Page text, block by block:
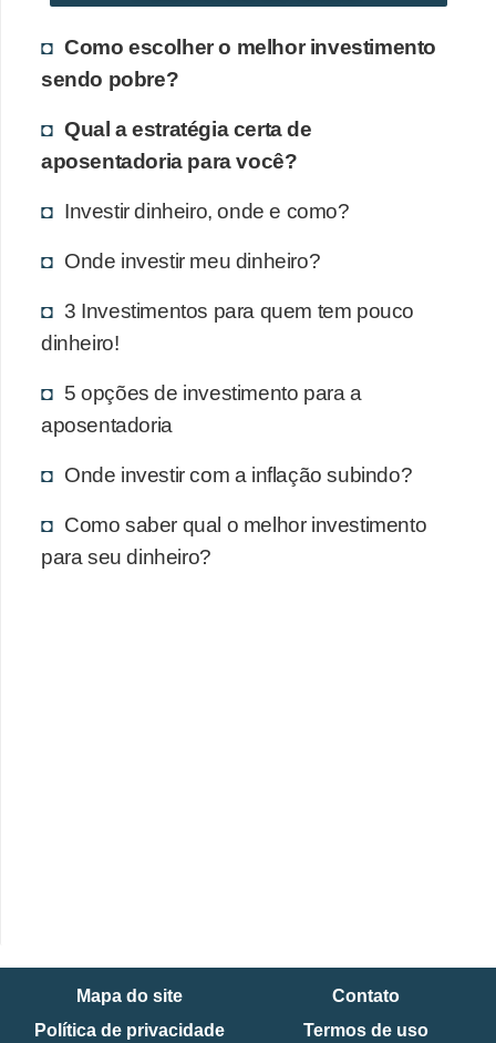
Como escolher o melhor investimento
sendo pobre?
Qual a estratégia certa de
aposentadoria para você?
Investir dinheiro, onde e como?
Onde investir meu dinheiro?
3 Investimentos para quem tem pouco
dinheiro!
5 opções de investimento para a
aposentadoria
Onde investir com a inflação subindo?
Como saber qual o melhor investimento
para seu dinheiro?
Mapa do site
Contato
Política de privacidade
Termos de uso